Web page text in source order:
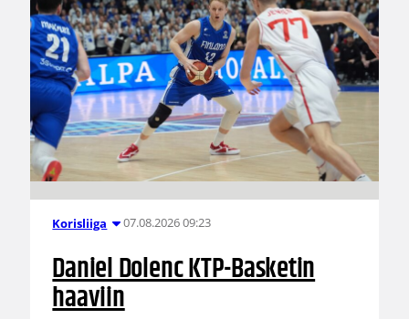
Korisliiga 07.08.2026 09:23
Daniel Dolenc KTP-Basketin
haaviin